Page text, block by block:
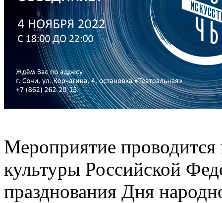
Мероприятие
культуры Российской
празднования Дня